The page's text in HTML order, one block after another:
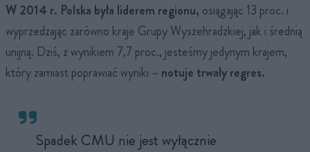
W 2014 r. Polska była liderem regionu, osiągając 13 proc. i
wyprzedzając zarówno kraje Grupy Wyszehradzkiej, jak i średnią
unijną. Dziś, z wynikiem 7,7 proc., jesteśmy jedynym krajem,
który zamiast poprawiać wyniki – notuje trwały regres.
Spadek CMU nie jest wyłącznie